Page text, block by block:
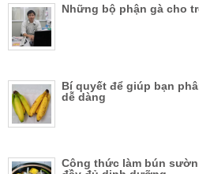
Những bộ phận gà cho
Bí quyết để giúp bạn
dễ dàng
Công thức làm bún